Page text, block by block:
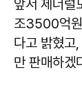
앞서 제너
조3500억원
다고 밝혔
만 판매하겠